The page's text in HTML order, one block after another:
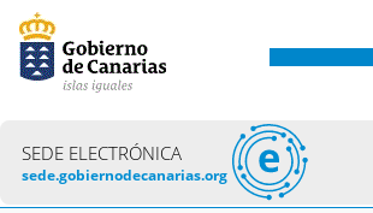
SEDE ELECTRÓNICA
sede.gobiernodecanarias.org